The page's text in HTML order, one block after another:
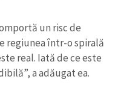
un risc de
regiunea într-o spirală
real. Iată de ce este
a adăugat ea.